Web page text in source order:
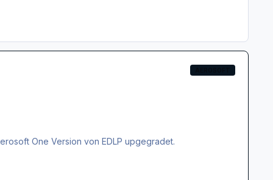
One Version von EDLP upgegradet.